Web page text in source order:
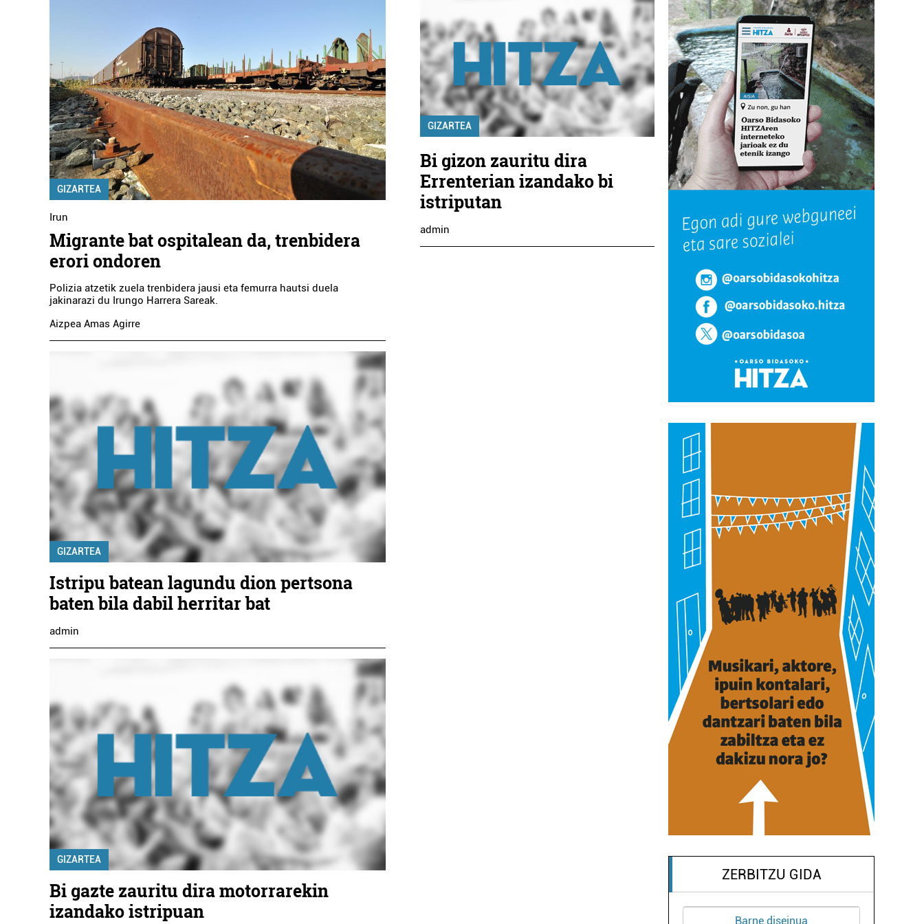
GIZARTEA
Irun
Migrante bat ospitalean da, trenbidera
erori ondoren
Polizia atzetik zuela trenbidera jausi eta femurra hautsi duela
jakinarazi du Irungo Harrera Sareak.
Aizpea Amas Agirre
GIZARTEA
Istripu batean lagundu dion pertsona
baten bila dabil herritar bat
admin
GIZARTEA
Bi gazte zauritu dira motorrarekin
izandako istripuan
GIZARTEA
Bi gizon zauritu dira
Errenterian izandako bi
istriputan
admin
ZERBITZU GIDA
Barne diseinua